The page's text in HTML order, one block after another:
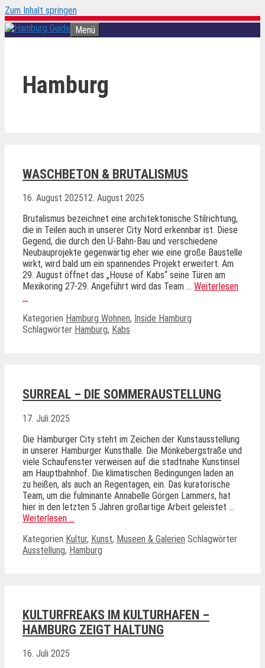
Zum Inhalt springen
Menü
Hamburg
WASCHBETON & BRUTALISMUS
16. August 202512. August 2025
Brutalismus bezeichnet eine architektonische Stilrichtung,
die in Teilen auch in unserer City Nord erkennbar ist. Diese
Gegend, die durch den U-Bahn-Bau und verschiedene
Neubauprojekte gegenwärtig eher wie eine große Baustelle
wirkt, wird bald um ein spannendes Projekt erweitert. Am
29. August öffnet das „House of Kabs“ seine Türen am
Mexikoring 27-29. Angeführt wird das Team … Weiterlesen
…
Kategorien Hamburg Wohnen, Inside Hamburg
Schlagwörter Hamburg, Kabs
SURREAL – DIE SOMMERAUSTELLUNG
17. Juli 2025
Die Hamburger City steht im Zeichen der Kunstausstellung
in unserer Hamburger Kunsthalle. Die Mönkebergstraße und
viele Schaufenster verweisen auf die stadtnahe Kunstinsel
am Hauptbahnhof. Die klimatischen Bedingungen laden an
zu heißen, als auch an Regentagen, ein. Das kuratorische
Team, um die fulminante Annabelle Görgen Lammers, hat
hier in den letzten 5 Jahren großartige Arbeit geleistet …
Weiterlesen …
Kategorien Kultur, Kunst, Museen & Galerien Schlagwörter
Ausstellung, Hamburg
KULTURFREAKS IM KULTURHAFEN –
HAMBURG ZEIGT HALTUNG
16. Juli 2025